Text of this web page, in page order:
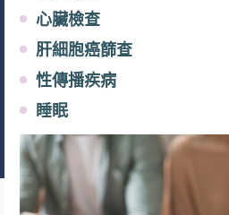
心臟檢查
肝細胞癌篩查
性傳播疾病
睡眠